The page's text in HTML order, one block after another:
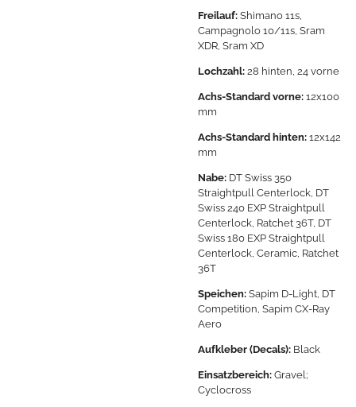
Freilauf: Shimano 11s,
Campagnolo 10/11s, Sram
XDR, Sram XD
Lochzahl: 28 hinten, 24 vorne
Achs-Standard vorne: 12x100
mm
Achs-Standard hinten: 12x142
mm
Nabe: DT Swiss 350
Straightpull Centerlock, DT
Swiss 240 EXP Straightpull
Centerlock, Ratchet 36T, DT
Swiss 180 EXP Straightpull
Centerlock, Ceramic, Ratchet
36T
Speichen: Sapim D-Light, DT
Competition, Sapim CX-Ray
Aero
Aufkleber (Decals): Black
Einsatzbereich: Gravel;
Cyclocross